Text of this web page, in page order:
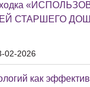
находка
СТАРШЕГО
02-2026
как